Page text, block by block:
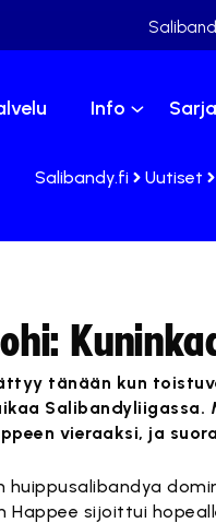
Info
Salibandy.fi Uutiset
tänään kun
Salibandyliigassa.
vieraaksi, ja
huippusalibandya
Happee sijoittui